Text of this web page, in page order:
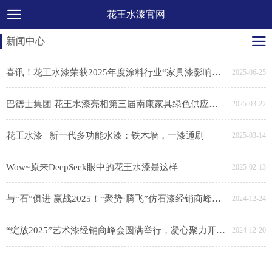
花王水漆官网
新闻中心
喜讯！花王水漆荣获2025年度涂料行业“家具漆影响力品牌” 2025-06-25
巴德士集团 花王水漆亮相第三届南康家具绿色供应链展，助力家具产业链绿色转型 2025-03-22
花王水漆 | 新一代多功能水漆：铁木墙，一漆通刷 2025-03-14
Wow~原来DeepSeek眼中的花王水漆是这样 2025-02-13
与“石”俱进 赢战2025！“聚势·腾飞”仿石漆经销商峰会胜利召开 2024-12-24
“绽放2025”艺术漆经销商峰会圆满举行，凝心聚力开新局 2024-12-20